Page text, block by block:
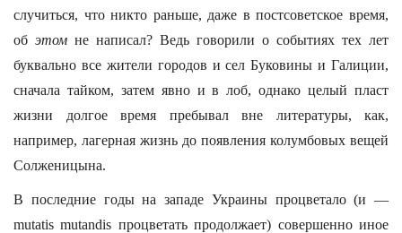
случиться, что никто раньше, даже в постсоветское время,
об этом не написал? Ведь говорили о событиях тех лет
буквально все жители городов и сел Буковины и Галиции,
сначала тайком, затем явно и в лоб, однако целый пласт
жизни долгое время пребывал вне литературы, как,
например, лагерная жизнь до появления колумбовых вещей
Солженицына.
В последние годы на западе Украины процветало (и —
mutatis mutandis процветать продолжает) совершенно иное